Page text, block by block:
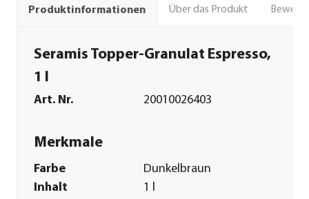
Produktinformationen Über das Produkt
Seramis Topper-Granulat Espresso,
1 l
Art. Nr. 20010026403
Merkmale
Farbe
Dunkelbraun
Inhalt
1 l